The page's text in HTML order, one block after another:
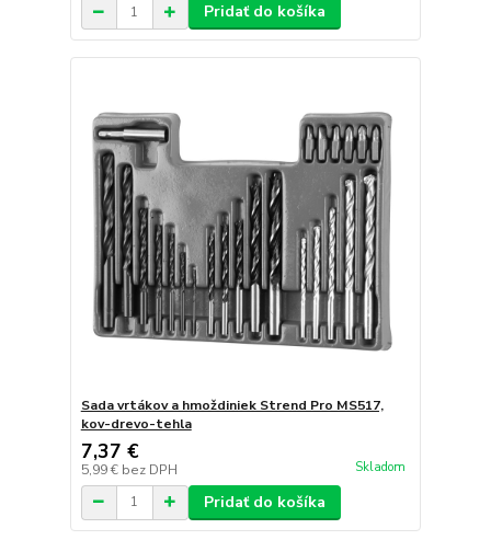
Pridať do košíka
Sada vrtákov a hmoždiniek Strend Pro MS517,
kov-drevo-tehla
7,37 €
5,99 € bez DPH Skladom
Pridať do košíka